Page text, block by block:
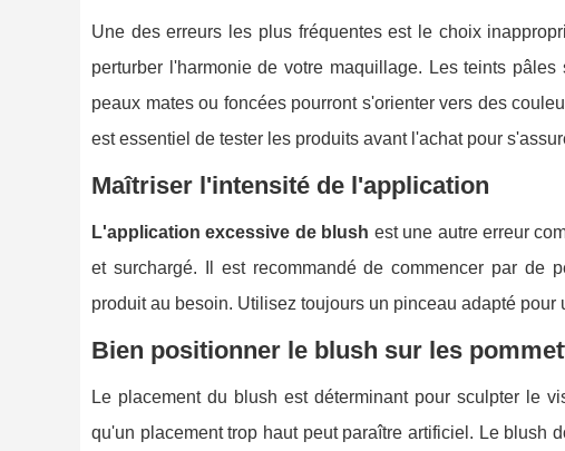
Une des erreurs les plus fréquentes est le choix
perturber l'harmonie de votre maquillage. Les teints
peaux mates ou foncées pourront s'orienter vers des
est essentiel de tester les produits avant l'achat pour
Maîtriser l'intensité de l'application
L'application excessive de blush est une autre erreur
et surchargé. Il est recommandé de commencer par de
produit au besoin. Utilisez toujours un pinceau adapté
Bien positionner le blush sur les
Le placement du blush est déterminant pour sculpter le
qu'un placement trop haut peut paraître artificiel. Le blush